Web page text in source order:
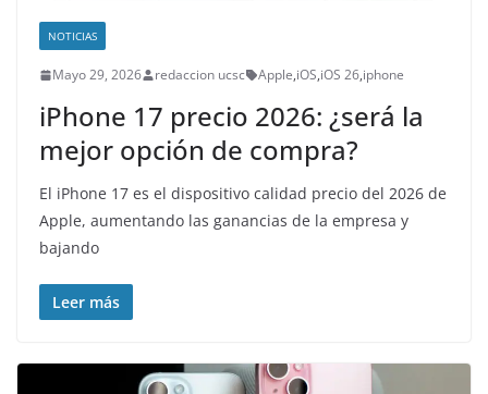
NOTICIAS
Mayo 29, 2026 redaccion ucsc Apple,iOS,iOS 26,iphone
iPhone 17 precio 2026: ¿será la
mejor opción de compra?
El iPhone 17 es el dispositivo calidad precio del 2026 de
Apple, aumentando las ganancias de la empresa y
bajando
Leer más